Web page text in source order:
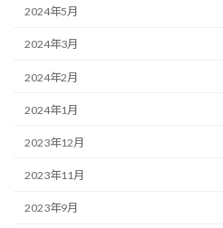
2024年5月
2024年3月
2024年2月
2024年1月
2023年12月
2023年11月
2023年9月